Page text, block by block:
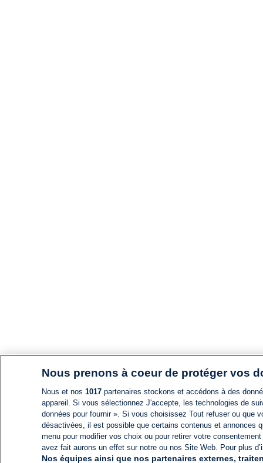
Nous prenons à coeur de protéger vos
Nous et nos 1017partenaires stockons et accédons à des
appareil. Si vous sélectionnez J'accepte, les technologies de
données pour fournir ». Si vous choisissez Tout refuser ou
désactivées, il est possible que certains contenus et annonces
menu pour modifier vos choix ou pour retirer votre
avez fait aurons un effet sur notre ou nos Site Web. Pour plus
Nos équipes ainsi que nos partenaires externes,